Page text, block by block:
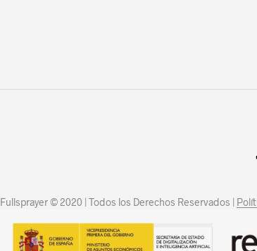
Fullsprayer © 2020 | Todos los Derechos Reservados |